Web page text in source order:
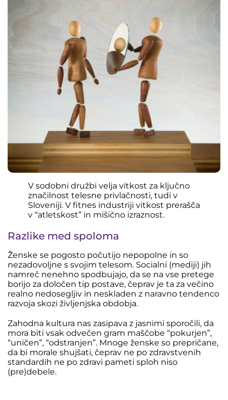
V sodobni družbi velja vitkost za ključno
značilnost telesne privlačnosti, tudi v
Sloveniji. V fitnes industriji vitkost prerašča
v “atletskost” in mišično izraznost.
Razlike med spoloma
Ženske se pogosto počutijo nepopolne in so
nezadovoljne s svojim telesom. Socialni (mediji) jih
namreč nenehno spodbujajo, da se na vse pretege
borijo za določen tip postave, čeprav je ta za večino
realno nedosegljiv in neskladen z naravno tendenco
razvoja skozi življenjska obdobja.
Zahodna kultura nas zasipava z jasnimi sporočili, da
mora biti vsak odvečen gram maščobe “pokurjen”,
“uničen”, “odstranjen”. Mnoge ženske so prepričane,
da bi morale shujšati, čeprav ne po zdravstvenih
standardih ne po zdravi pameti sploh niso
(pre)debele.